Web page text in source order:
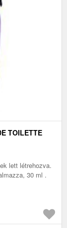
TOILETTE
lett létrehozva.
30 ml .